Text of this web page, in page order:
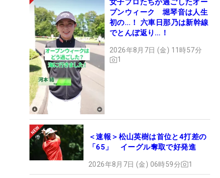
女子プロたちが過ごしたオー
プンウィーク 堀琴音は人生
初の…！ 六車日那乃は新幹線
でとんぼ返り…！
2026年8月7日 (金) 11時57分
1
＜速報＞松山英樹は首位と4打差の
「65」 イーグル奪取で好発進
2026年8月7日 (金) 06時59分 1